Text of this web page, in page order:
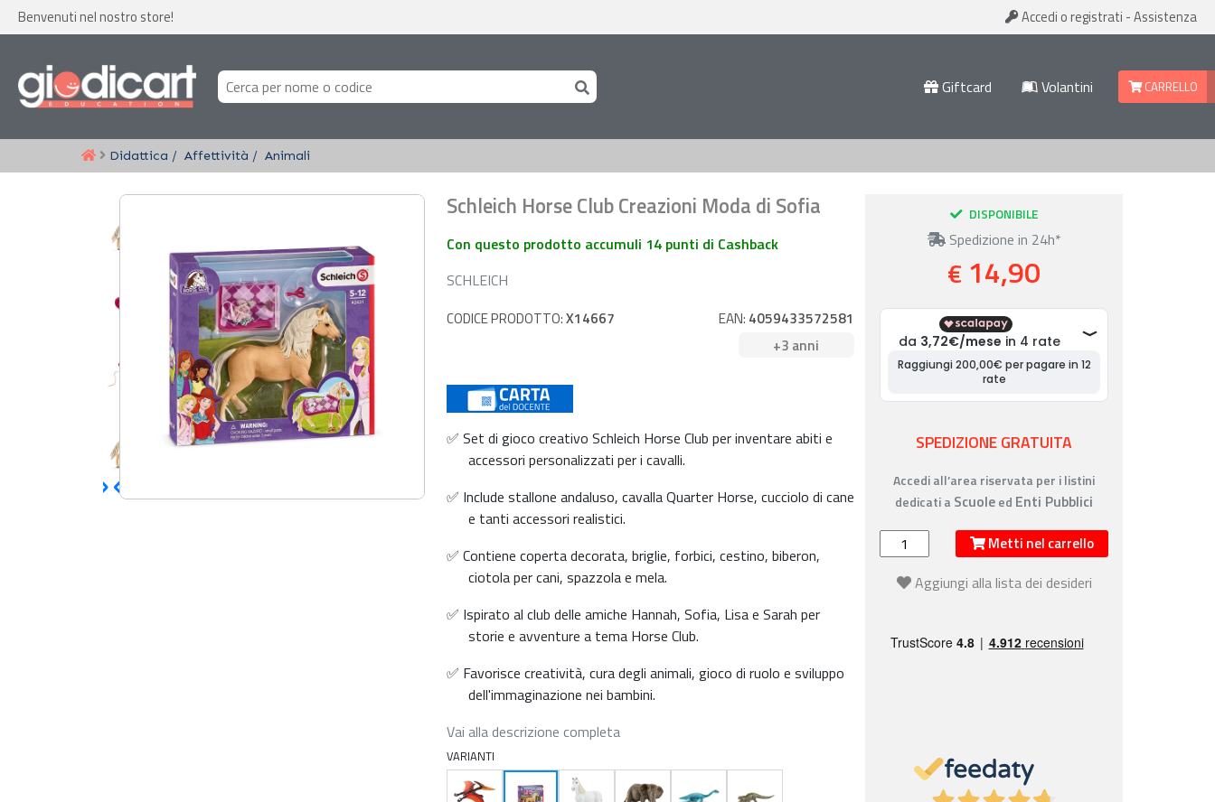
Benvenuti nel nostro store! Accedi o registrati -Assistenza
Giftcard Volantini CARRELLO
Didattica Affettività Animali
Schleich Horse Club Creazioni Moda di Sofia
Con questo prodotto accumuli 14 punti di Cashback
SCHLEICH
CODICE PRODOTTO:X14667 EAN: 4059433572581
+3 anni
✅ Set di gioco creativo Schleich Horse Club per inventare abiti e
accessori personalizzati per i cavalli.
✅ Include stallone andaluso, cavalla Quarter Horse, cucciolo di cane
e tanti accessori realistici.
✅ Contiene coperta decorata, briglie, forbici, cestino, biberon,
ciotola per cani, spazzola e mela.
✅ Ispirato al club delle amiche Hannah, Sofia, Lisa e Sarah per
storie e avventure a tema Horse Club.
✅ Favorisce creatività, cura degli animali, gioco di ruolo e sviluppo
dell'immaginazione nei bambini.
Vai alla descrizione completa
VARIANTI
DISPONIBILE
Spedizione in 24h*
€ 14,90
SPEDIZIONE GRATUITA
Accedi all’area riservata per i listini
dedicati a Scuoleed Enti Pubblici
Metti nel carrello
Aggiungi alla lista dei desideri